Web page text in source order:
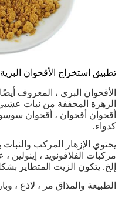
تطبيق استخراج الأقحوان
الأقحوان البري ، المعروف
الزهرة المجففة من نبات
أقحوان أقحوان ، أقحوان
كدواء.
يحتوي الإزهار المركب
مركبات الفلافونويد ، إينولين
إلخ. يتكون الزيت المتطاير
الطبيعة والمذاق مر ، لاذع ،